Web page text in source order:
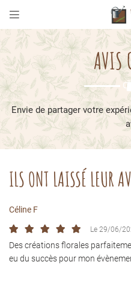

17940 Rivedoux-Plage
05 46 09 83 18
""
 Adresse email de réception
En cochant cette case, vous consentez
utilisant
le formulaire de désinscription.
AVIS
Envie de partager votre
ILS ONT LAISSÉ LEUR
Céline F
Le 29/06/
Des créations florales
eu du succès pour mon